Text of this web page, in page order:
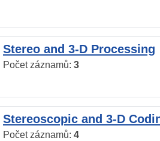
Stereo and 3-D Processing
Počet záznamů: 3
Stereoscopic and 3-D
Počet záznamů: 4